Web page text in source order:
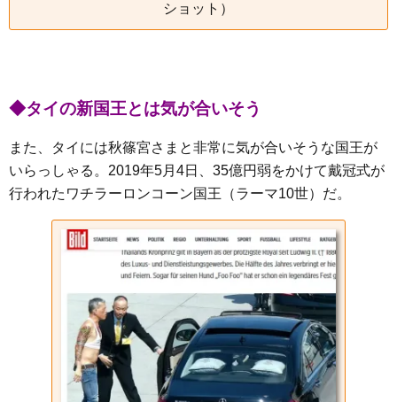
ショット）
◆タイの新国王とは気が合いそう
また、タイには秋篠宮さまと非常に気が合いそうな国王が
いらっしゃる。2019年5月4日、35億円弱をかけて戴冠式が
行われたワチラーロンコーン国王（ラーマ10世）だ。